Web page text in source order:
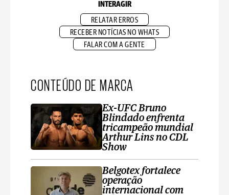
INTERAGIR
RELATAR ERROS
RECEBER NOTÍCIAS NO WHATS
FALAR COM A GENTE
CONTEÚDO DE MARCA
Ex-UFC Bruno
Blindado enfrenta
tricampeão mundial
Arthur Lins no CDL
Show
Belgotex fortalece
operação
internacional com